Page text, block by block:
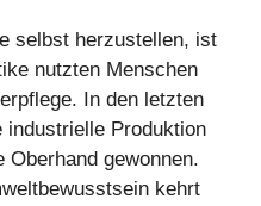
selbst herzustellen, ist
nutzten Menschen
In den letzten
industrielle Produktion
gewonnen.
kehrt